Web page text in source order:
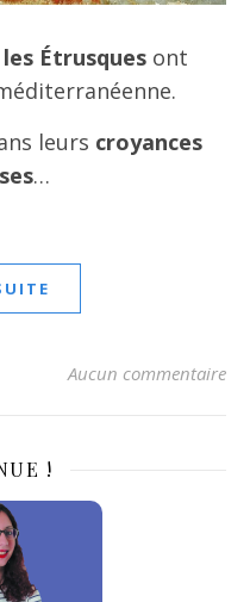
les Étrusques ont
leurs croyances
…
Aucun commentaire
!